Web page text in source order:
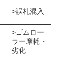
>誤札混入
>ゴムロー
ラー摩耗・
劣化